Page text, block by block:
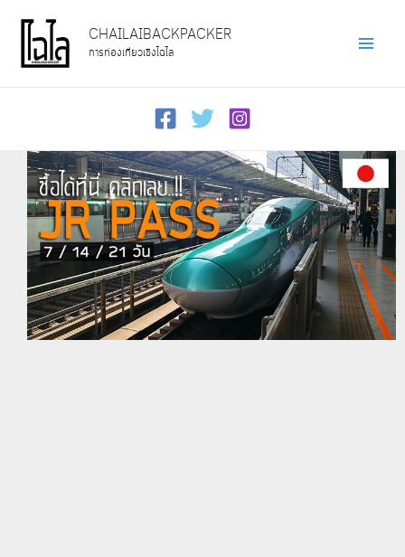
content
CHAILAIBACKPACKER
การท่องเที่ยวเชิงไฉไล